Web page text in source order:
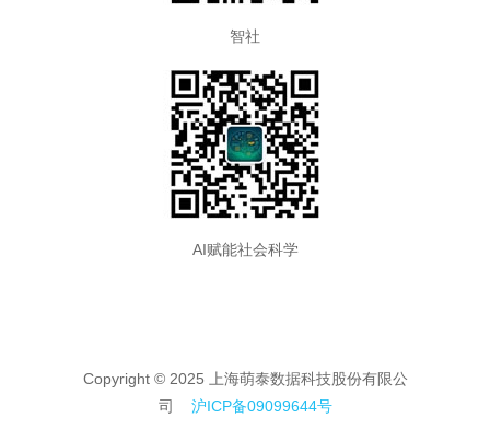
智社
AI赋能社会科学
Copyright © 2025 上海萌泰数据科技股份有限公
司 沪ICP备09099644号